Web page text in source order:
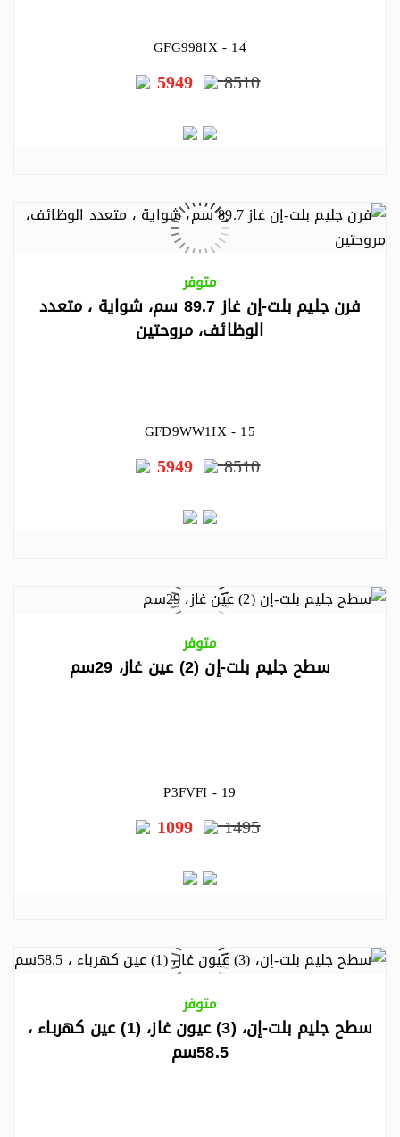
GFG998IX - 14
8510
5949
متوفر
فرن جليم بلت-إن غاز 89.7 سم، شواية ، متعدد
الوظائف، مروحتين
GFD9WW1IX - 15
8510
5949
متوفر
سطح جليم بلت-إن (2) عين غاز، 29سم
P3FVFI - 19
1495
1099
متوفر
سطح جليم بلت-إن، (3) عيون غاز، (1) عين كهرباء ،
58.5سم